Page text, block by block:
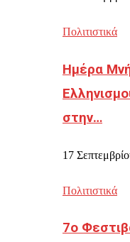
Πολιτιστικά
Ημέρα
στην…
17
Πολιτιστικά
7ο